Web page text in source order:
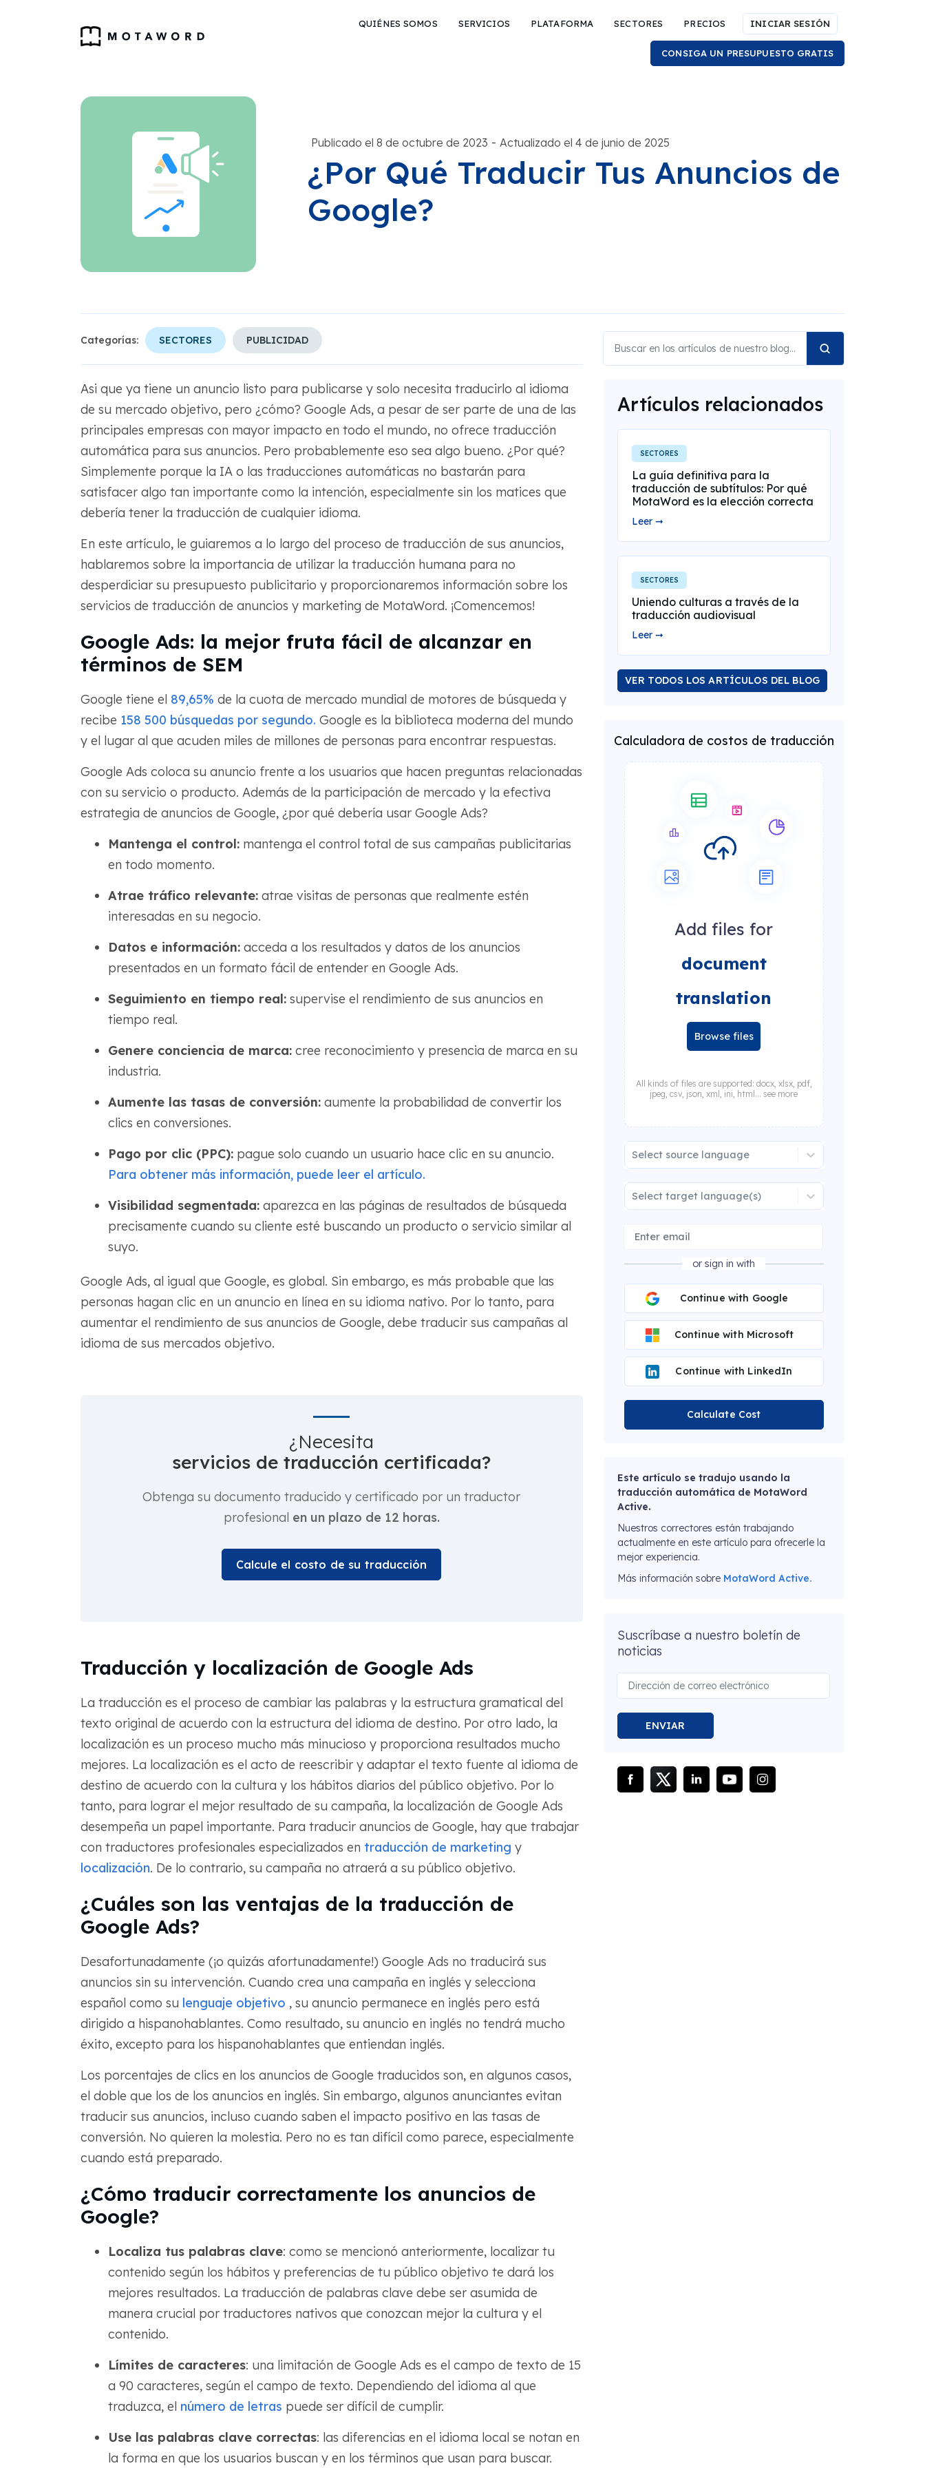
QUIÉNES SOMOS SERVICIOS PLATAFORMA SECTORES PRECIOS INICIAR SESIÓN
CONSIGA UN PRESUPUESTO GRATIS
Publicado el 8 de octubre de 2023 - Actualizado el 4 de junio de 2025
¿Por Qué Traducir Tus Anuncios de
Google?
Categorías: SECTORES PUBLICIDAD
Asi que ya tiene un anuncio listo para publicarse y solo necesita traducirlo al idioma
de su mercado objetivo, pero ¿cómo? Google Ads, a pesar de ser parte de una de las
principales empresas con mayor impacto en todo el mundo, no ofrece traducción
automática para sus anuncios. Pero probablemente eso sea algo bueno. ¿Por qué?
Simplemente porque la IA o las traducciones automáticas no bastarán para
satisfacer algo tan importante como la intención, especialmente sin los matices que
debería tener la traducción de cualquier idioma.
En este artículo, le guiaremos a lo largo del proceso de traducción de sus anuncios,
hablaremos sobre la importancia de utilizar la traducción humana para no
desperdiciar su presupuesto publicitario y proporcionaremos información sobre los
servicios de traducción de anuncios y marketing de MotaWord. ¡Comencemos!
Google Ads: la mejor fruta fácil de alcanzar en
términos de SEM
Google tiene el 89,65% de la cuota de mercado mundial de motores de búsqueda y
recibe 158 500 búsquedas por segundo. Google es la biblioteca moderna del mundo
y el lugar al que acuden miles de millones de personas para encontrar respuestas.
Google Ads coloca su anuncio frente a los usuarios que hacen preguntas relacionadas
con su servicio o producto. Además de la participación de mercado y la efectiva
estrategia de anuncios de Google, ¿por qué debería usar Google Ads?
Mantenga el control:mantenga el control total de sus campañas publicitarias
en todo momento.
Atrae tráfico relevante:atrae visitas de personas que realmente estén
interesadas en su negocio.
Datos e información:acceda a los resultados y datos de los anuncios
presentados en un formato fácil de entender en Google Ads.
Seguimiento en tiempo real:supervise el rendimiento de sus anuncios en
tiempo real.
Genere conciencia de marca:cree reconocimiento y presencia de marca en su
industria.
Aumente las tasas de conversión:aumente la probabilidad de convertir los
clics en conversiones.
Pago por clic (PPC):pague solo cuando un usuario hace clic en su anuncio.
Para obtener más información, puede leer el artículo.
Visibilidad segmentada:aparezca en las páginas de resultados de búsqueda
precisamente cuando su cliente esté buscando un producto o servicio similar al
suyo.
Google Ads, al igual que Google, es global. Sin embargo, es más probable que las
personas hagan clic en un anuncio en línea en su idioma nativo. Por lo tanto, para
aumentar el rendimiento de sus anuncios de Google, debe traducir sus campañas al
idioma de sus mercados objetivo.
¿Necesita
servicios de traducción certificada?
Obtenga su documento traducido y certificado por un traductor
profesional en un plazo de 12 horas.
Calcule el costo de su traducción
Traducción y localización de Google Ads
La traducción es el proceso de cambiar las palabras y la estructura gramatical del
texto original de acuerdo con la estructura del idioma de destino. Por otro lado, la
localización es un proceso mucho más minucioso y proporciona resultados mucho
mejores. La localización es el acto de reescribir y adaptar el texto fuente al idioma de
destino de acuerdo con la cultura y los hábitos diarios del público objetivo. Por lo
tanto, para lograr el mejor resultado de su campaña, la localización de Google Ads
desempeña un papel importante. Para traducir anuncios de Google, hay que trabajar
con traductores profesionales especializados en traducción de marketing y
localización. De lo contrario, su campaña no atraerá a su público objetivo.
¿Cuáles son las ventajas de la traducción de
Google Ads?
Desafortunadamente (¡o quizás afortunadamente!) Google Ads no traducirá sus
anuncios sin su intervención. Cuando crea una campaña en inglés y selecciona
español como su lenguaje objetivo , su anuncio permanece en inglés pero está
dirigido a hispanohablantes. Como resultado, su anuncio en inglés no tendrá mucho
éxito, excepto para los hispanohablantes que entiendan inglés.
Los porcentajes de clics en los anuncios de Google traducidos son, en algunos casos,
el doble que los de los anuncios en inglés. Sin embargo, algunos anunciantes evitan
traducir sus anuncios, incluso cuando saben el impacto positivo en las tasas de
conversión. No quieren la molestia. Pero no es tan difícil como parece, especialmente
cuando está preparado.
¿Cómo traducir correctamente los anuncios de
Google?
Localiza tus palabras clave: como se mencionó anteriormente, localizar tu
contenido según los hábitos y preferencias de tu público objetivo te dará los
mejores resultados. La traducción de palabras clave debe ser asumida de
manera crucial por traductores nativos que conozcan mejor la cultura y el
contenido.
Límites de caracteres: una limitación de Google Ads es el campo de texto de 15
a 90 caracteres, según el campo de texto. Dependiendo del idioma al que
traduzca, el número de letras puede ser difícil de cumplir.
Use las palabras clave correctas: las diferencias en el idioma local se notan en
la forma en que los usuarios buscan y en los términos que usan para buscar.
Artículos relacionados
SECTORES
La guía definitiva para la
traducción de subtítulos: Por qué
MotaWord es la elección correcta
Leer ➞
SECTORES
Uniendo culturas a través de la
traducción audiovisual
Leer ➞
VER TODOS LOS ARTÍCULOS DEL BLOG
Calculadora de costos de traducción
Add files for
document
translation
Browse files
All kinds of files are supported: docx, xlsx, pdf,
jpeg, csv, json, xml, ini, html... see more
Select source language
Select target language(s)
or sign in with
Continue with Google
Continue with Microsoft
Continue with LinkedIn
Calculate Cost
Este artículo se tradujo usando la
traducción automática de MotaWord
Active.
Nuestros correctores están trabajando
actualmente en este artículo para ofrecerle la
mejor experiencia.
Más información sobre MotaWord Active.
Suscríbase a nuestro boletín de
noticias
ENVIAR